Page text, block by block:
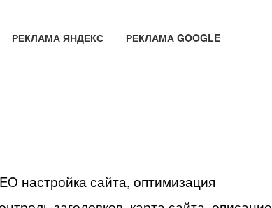
РЕКЛАМА ЯНДЕКС РЕКЛАМА GOOGLE
настройка сайта, оптимизация